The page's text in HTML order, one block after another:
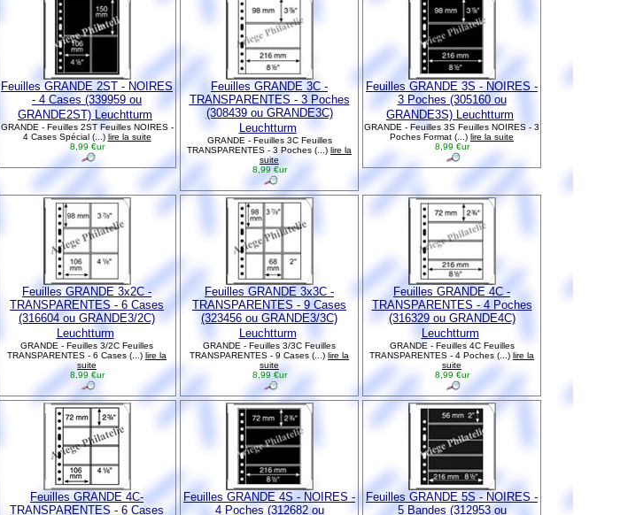
Feuilles GRANDE 2ST - NOIRES
- 4 Cases (339959 ou
GRANDE2ST) Leuchtturm
GRANDE - Feuilles 2ST Feuilles NOIRES -
4 Cases Spécial (...) lire la suite
8,99 €ur
Feuilles GRANDE 3C -
TRANSPARENTES - 3 Poches
(308439 ou GRANDE3C)
Leuchtturm
GRANDE - Feuilles 3C Feuilles
TRANSPARENTES - 3 Poches (...) lire la
suite
8,99 €ur
Feuilles GRANDE 3S - NOIRES -
3 Poches (305160 ou
GRANDE3S) Leuchtturm
GRANDE - Feuilles 3S Feuilles NOIRES - 3
Poches Format (...) lire la suite
8,99 €ur
Feuilles GRANDE 3x2C -
TRANSPARENTES - 6 Cases
(316604 ou GRANDE3/2C)
Leuchtturm
GRANDE - Feuilles 3/2C Feuilles
TRANSPARENTES - 6 Cases (...) lire la
suite
8,99 €ur
Feuilles GRANDE 3x3C -
TRANSPARENTES - 9 Cases
(323456 ou GRANDE3/3C)
Leuchtturm
GRANDE - Feuilles 3/3C Feuilles
TRANSPARENTES - 9 Cases (...) lire la
suite
8,99 €ur
Feuilles GRANDE 4C -
TRANSPARENTES - 4 Poches
(316329 ou GRANDE4C)
Leuchtturm
GRANDE - Feuilles 4C Feuilles
TRANSPARENTES - 4 Poches (...) lire la
suite
8,99 €ur
Feuilles GRANDE 4C-
TRANSPARENTES - 6 Cases
Feuilles GRANDE 4S - NOIRES -
4 Poches (312682 ou
Feuilles GRANDE 5S - NOIRES -
5 Bandes (312953 ou